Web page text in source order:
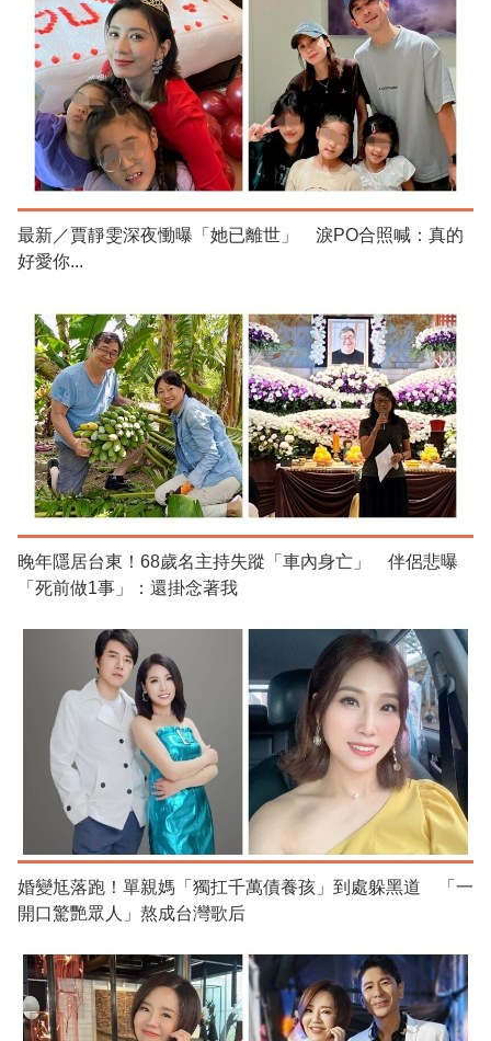
最新／賈靜雯深夜慟曝「她已離世」 淚PO合照喊：真的
好愛你...
晚年隱居台東！68歲名主持失蹤「車內身亡」 伴侶悲曝
「死前做1事」：還掛念著我
婚變尪落跑！單親媽「獨扛千萬債養孩」到處躲黑道 「一
開口驚艷眾人」熬成台灣歌后